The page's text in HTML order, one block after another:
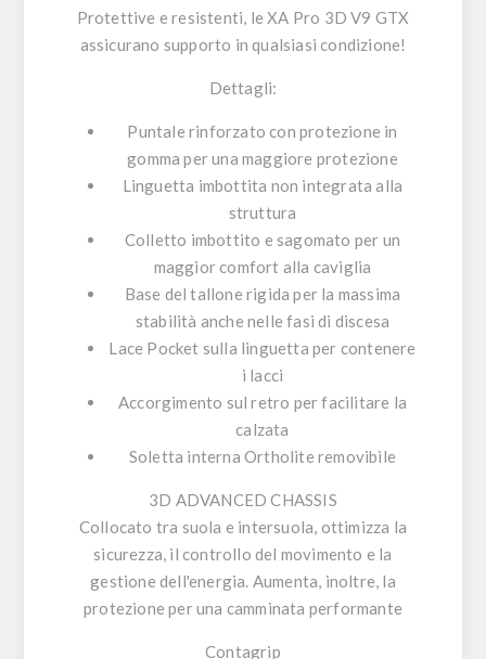
Protettive e resistenti, le XA Pro 3D V9 GTX
assicurano supporto in qualsiasi condizione!
Dettagli:
Puntale rinforzato con protezione in
gomma per una maggiore protezione
Linguetta imbottita non integrata alla
struttura
Colletto imbottito e sagomato per un
maggior comfort alla caviglia
Base del tallone rigida per la massima
stabilità anche nelle fasi di discesa
Lace Pocket sulla linguetta per contenere
i lacci
Accorgimento sul retro per facilitare la
calzata
Soletta interna Ortholite removibile
3D ADVANCED CHASSIS
Collocato tra suola e intersuola, ottimizza la
sicurezza, il controllo del movimento e la
gestione dell'energia. Aumenta, inoltre, la
protezione per una camminata performante
Contagrip